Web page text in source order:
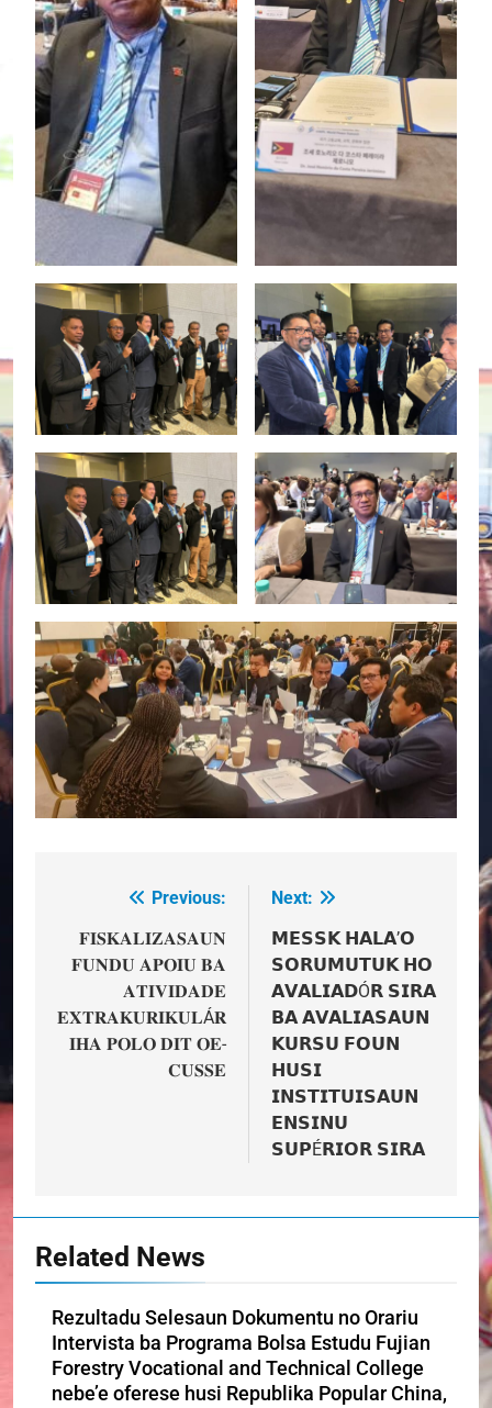
navigation
Previous:
𝐅𝐈𝐒𝐊𝐀𝐋𝐈𝐙𝐀𝐒𝐀𝐔𝐍
𝐅𝐔𝐍𝐃𝐔 𝐀𝐏𝐎𝐈𝐔 𝐁𝐀
𝐀𝐓𝐈𝐕𝐈𝐃𝐀𝐃𝐄
𝐄𝐗𝐓𝐑𝐀𝐊𝐔𝐑𝐈𝐊𝐔𝐋Á𝐑
𝐈𝐇𝐀 𝐏𝐎𝐋𝐎 𝐃𝐈𝐓 𝐎𝐄-
𝐂𝐔𝐒𝐒𝐄
Next:
𝗠𝗘𝗦𝗦𝗞 𝗛𝗔𝗟𝗔’𝗢
𝗦𝗢𝗥𝗨𝗠𝗨𝗧𝗨𝗞 𝗛𝗢
𝗔𝗩𝗔𝗟𝗜𝗔𝗗Ó𝗥 𝗦𝗜𝗥𝗔
𝗕𝗔 𝗔𝗩𝗔𝗟𝗜𝗔𝗦𝗔𝗨𝗡
𝗞𝗨𝗥𝗦𝗨 𝗙𝗢𝗨𝗡
𝗛𝗨𝗦𝗜
𝗜𝗡𝗦𝗧𝗜𝗧𝗨𝗜𝗦𝗔𝗨𝗡
𝗘𝗡𝗦𝗜𝗡𝗨
𝗦𝗨𝗣É𝗥𝗜𝗢𝗥 𝗦𝗜𝗥𝗔
Related News
Rezultadu Selesaun Dokumentu no Orariu
Intervista ba Programa Bolsa Estudu Fujian
Forestry Vocational and Technical College
nebe’e oferese husi Republika Popular China,